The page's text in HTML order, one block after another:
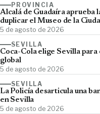
PROVINCIA
Alcalá de Guadaíra aprueba
duplicar el Museo de la
5 de agosto de 2026
SEVILLA
Coca-Cola elige Sevilla
global
5 de agosto de 2026
SEVILLA
La Policía desarticula una
en Sevilla
5 de agosto de 2026